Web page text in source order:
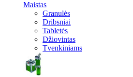
Maistas
Granulės
Dribsniai
Tabletės
Džiovintas
Tvenkiniams